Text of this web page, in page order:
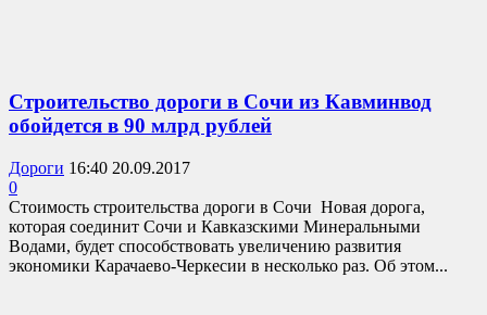
Строительство дороги в Сочи из Кавминвод
обойдется в 90 млрд рублей
Дороги 16:40 20.09.2017
0
Стоимость строительства дороги в Сочи Новая дорога,
которая соединит Сочи и Кавказскими Минеральными
Водами, будет способствовать увеличению развития
экономики Карачаево-Черкесии в несколько раз. Об этом...